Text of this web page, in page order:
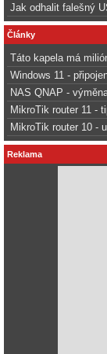
Jak odhalit falešný
Články
Táto kapela má
Windows 11 -
NAS QNAP -
MikroTik router 11 -
MikroTik router 10 -
Reklama